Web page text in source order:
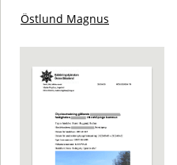
Östlund Magnus